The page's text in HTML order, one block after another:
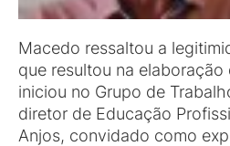
Macedo ressaltou a
que resultou na elaboração
iniciou no Grupo de
diretor de Educação
Anjos, convidado como